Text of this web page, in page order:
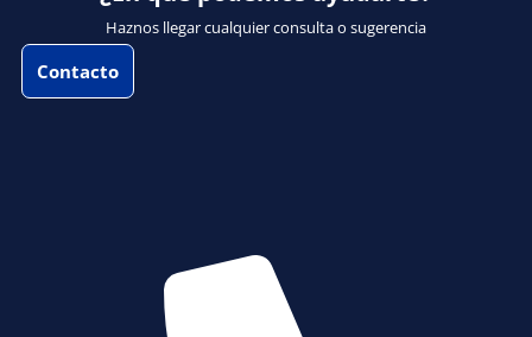
Haznos llegar cualquier consulta o sugerencia
Contacto